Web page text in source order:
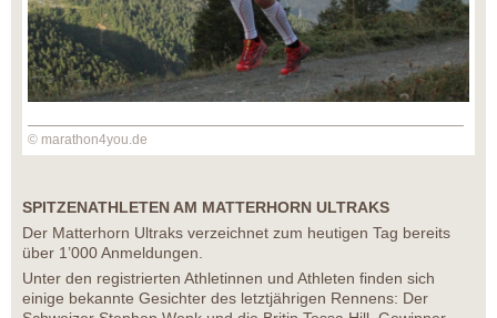
© marathon4you.de
SPITZENATHLETEN AM MATTERHORN ULTRAKS
Der Matterhorn Ultraks verzeichnet zum heutigen Tag bereits
über 1’000 Anmeldungen.
Unter den registrierten Athletinnen und Athleten finden sich
einige bekannte Gesichter des letztjährigen Rennens: Der